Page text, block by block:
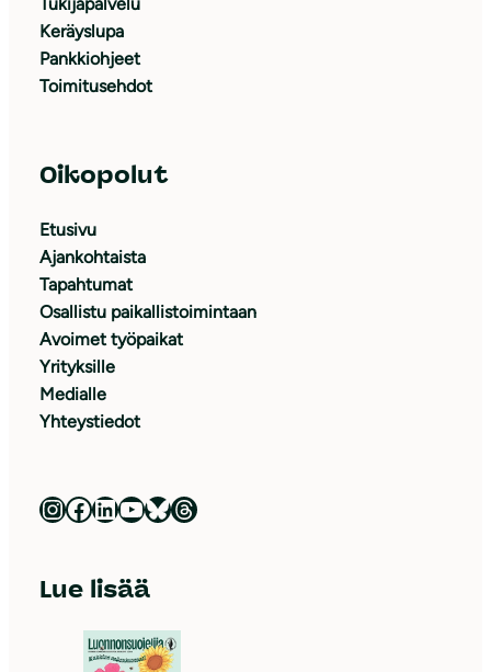
Keräyslupa
Pankkiohjeet
Toimitusehdot
Oikopolut
Etusivu
Ajankohtaista
Tapahtumat
Osallistu paikallistoimintaan
Avoimet työpaikat
Yrityksille
Medialle
Yhteystiedot
Luonnonsuojeluliitto Instagramissa Luonnonsuojeluliitto Facebookissa Luonnonsuojeluliitto LinkedInissä Luonnonsuojeluliiton YouTube-kanava Luonnonsuojeluliitto Blueskyssa Luonnonsuojeluliitto Threadsissa
Lue lisää